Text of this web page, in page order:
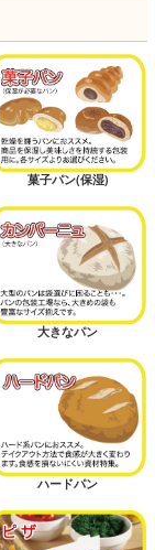
菓子パン(保湿)
大きなパン
ハードパン